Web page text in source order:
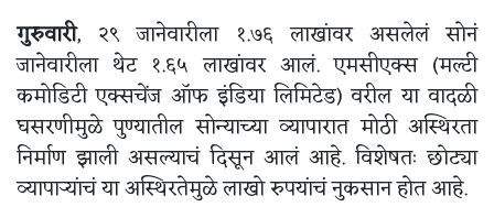
गुरुवारी, २९ जानेवारीला १.७६ लाखांवर असलेलं सोनं
जानेवारीला थेट १.६५ लाखांवर आलं. एमसीएक्स (मल्टी
कमोडिटी एक्सचेंज ऑफ इंडिया लिमिटेड) वरील या वादळी
घसरणीमुळे पुण्यातील सोन्याच्या व्यापारात मोठी अस्थिरता
निर्माण झाली असल्याचं दिसून आलं आहे. विशेषतः छोट्या
व्यापाऱ्यांचं या अस्थिरतेमुळे लाखो रुपयांचं नुकसान होत आहे.